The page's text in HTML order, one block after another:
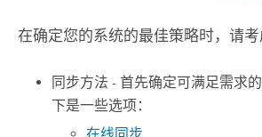
在确定您的系统的最佳策略时，请考
同步方法 - 首先确定可满足需求
下是一些选项：